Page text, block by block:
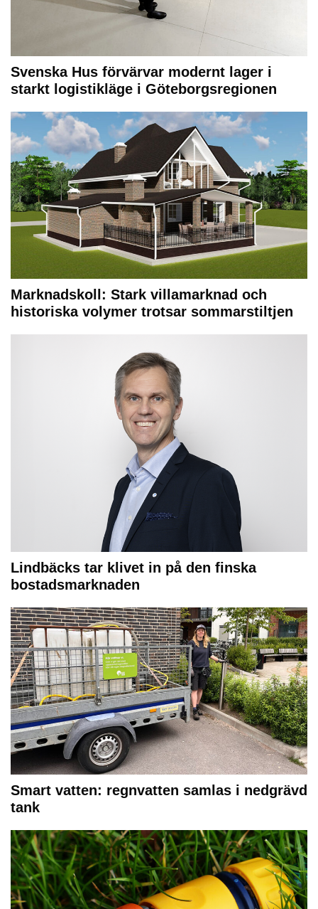
Svenska Hus förvärvar modernt lager i
starkt logistikläge i Göteborgsregionen
Marknadskoll: Stark villamarknad och
historiska volymer trotsar sommarstiltjen
Lindbäcks tar klivet in på den finska
bostadsmarknaden
Smart vatten: regnvatten samlas i nedgrävd
tank